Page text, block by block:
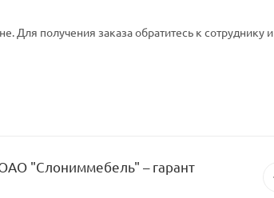
Для получения заказа обратитесь к сотруднику и
"Слониммебель" – гарант